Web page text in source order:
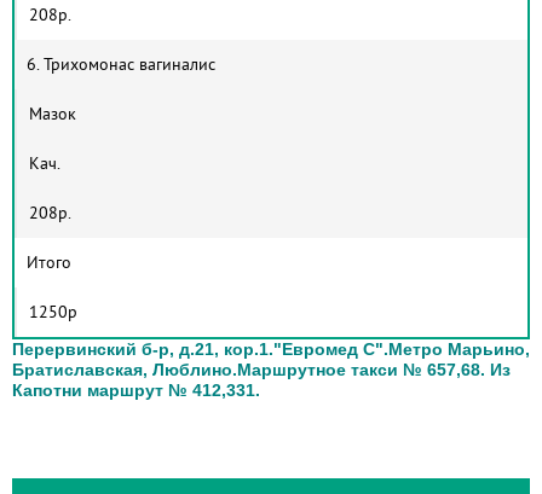
208р.
6. Трихомонас вагиналис
Мазок
Кач.
208р.
Итого
1250р
Перервинский б-р, д.21, кор.1."Евромед С".Метро Марьино,
Братиславская, Люблино.Маршрутное такси № 657,68. Из
Капотни маршрут № 412,331.